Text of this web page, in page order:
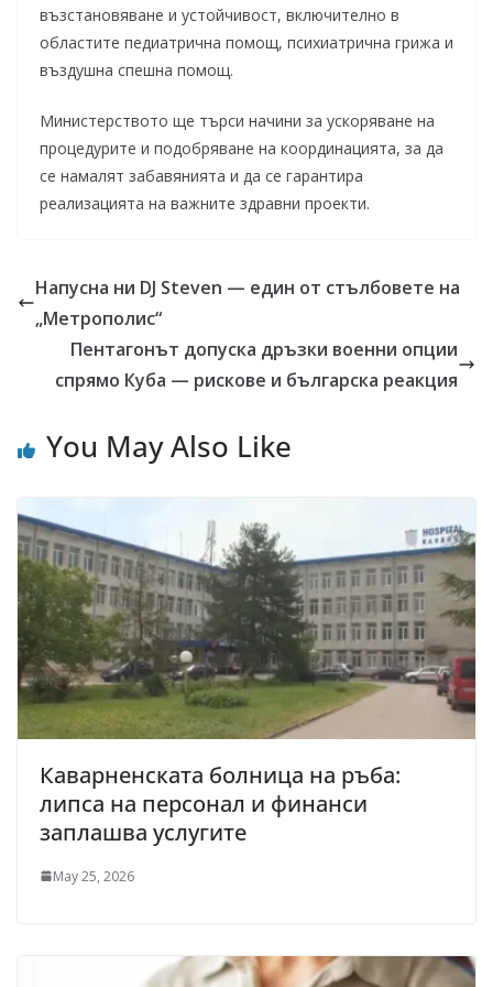
възстановяване и устойчивост, включително в
областите педиатрична помощ, психиатрична грижа и
въздушна спешна помощ.
Министерството ще търси начини за ускоряване на
процедурите и подобряване на координацията, за да
се намалят забавянията и да се гарантира
реализацията на важните здравни проекти.
Напусна ни DJ Steven — един от стълбовете на
„Метрополис“
Пентагонът допуска дръзки военни опции
спрямо Куба — рискове и българска реакция
You May Also Like
Каварненската болница на ръба:
липса на персонал и финанси
заплашва услугите
May 25, 2026